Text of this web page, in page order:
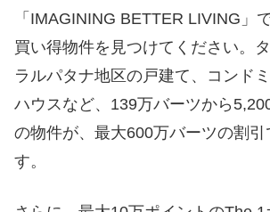
「IMAGINING BETTER LIVING」
買い得物件を見つけてください。
ラルパタナ地区の戸建て、コンド
ハウスなど、139万バーツから
の物件が、最大600万バーツの割
す。